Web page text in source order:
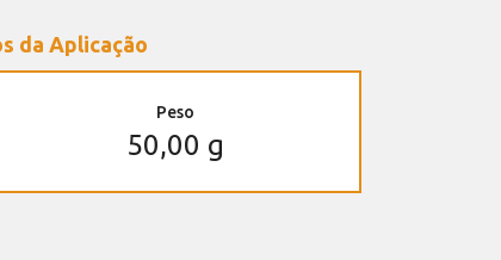
da Aplicação
Peso
50,00 g